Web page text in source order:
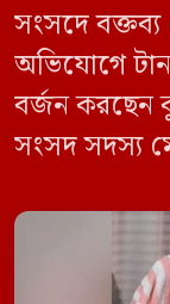
সংসদে
অভিযোগে
বর্জন করছেন
সংসদ সদস্য
রুলিং ও
পর্যন্ত তিনি